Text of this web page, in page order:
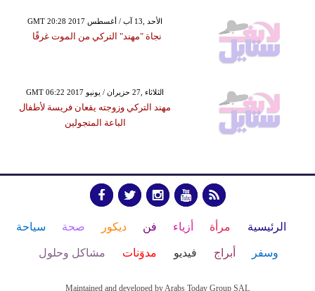
GMT 20:28 2017 الأحد ,13 آب / أغسطس
نجاة "مهند" التركي من الموت غرقًا
GMT 06:22 2017 الثلاثاء ,27 حزيران / يونيو
مهند التركي وزوجته يقعان فريسة لأطفال
الباعة المتجولين
الرئيسية مرأة أزياء فن ديكور صحة سياحة
وسفر أبراج فيديو مدوَنات مشاكل وحلول
Maintained and developed by Arabs Today Group SAL